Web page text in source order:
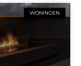
WONINGEN